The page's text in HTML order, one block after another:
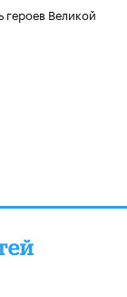
Великой